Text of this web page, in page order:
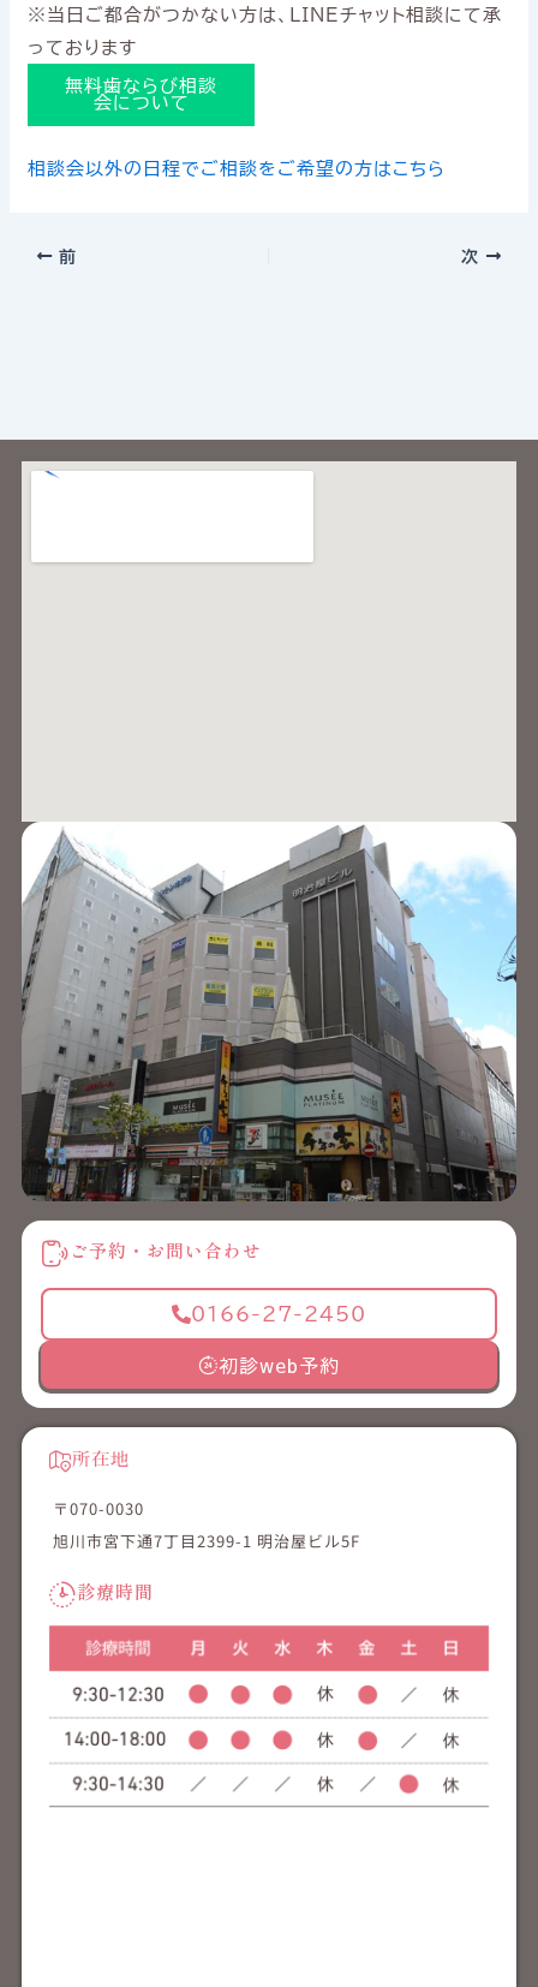
※当日ご都合がつかない方は、LINEチャット相談にて承
っております
無料歯ならび相談
会について
相談会以外の日程でご相談をご希望の方はこちら
前 次
ご予約・お問い合わせ
0166-27-2450
初診web予約
所在地
〒070-0030
旭川市宮下通7丁目2399-1 明治屋ビル5F
診療時間